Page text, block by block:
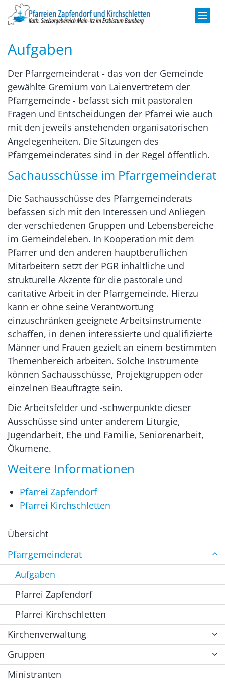
Zum Inhalt springen
Aufgaben
Der Pfarrgemeinderat - das von der Gemeinde
gewählte Gremium von Laienvertretern der
Pfarrgemeinde - befasst sich mit pastoralen
Fragen und Entscheidungen der Pfarrei wie auch
mit den jeweils anstehenden organisatorischen
Angelegenheiten. Die Sitzungen des
Pfarrgemeinderates sind in der Regel öffentlich.
Sachausschüsse im Pfarrgemeinderat
Die Sachausschüsse des Pfarrgemeinderats
befassen sich mit den Interessen und Anliegen
der verschiedenen Gruppen und Lebensbereiche
im Gemeindeleben. In Kooperation mit dem
Pfarrer und den anderen hauptberuflichen
Mitarbeitern setzt der PGR inhaltliche und
strukturelle Akzente für die pastorale und
caritative Arbeit in der Pfarrgemeinde. Hierzu
kann er ohne seine Verantwortung
einzuschränken geeignete Arbeitsinstrumente
schaffen, in denen interessierte und qualifizierte
Männer und Frauen gezielt an einem bestimmten
Themenbereich arbeiten. Solche Instrumente
können Sachausschüsse, Projektgruppen oder
einzelnen Beauftragte sein.
Die Arbeitsfelder und -schwerpunkte dieser
Ausschüsse sind unter anderem Liturgie,
Jugendarbeit, Ehe und Familie, Seniorenarbeit,
Ökumene.
Weitere Informationen
Pfarrei Zapfendorf
Pfarrei Kirchschletten
Übersicht
Pfarrgemeinderat
Aufgaben
Pfarrei Zapfendorf
Pfarrei Kirchschletten
Kirchenverwaltung
Gruppen
Ministranten